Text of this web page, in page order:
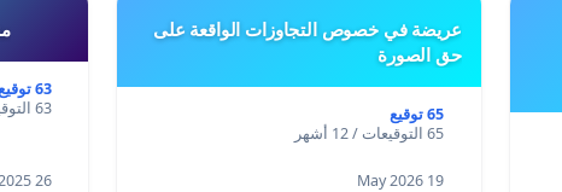
عريضة في خصوص التجاوزات الواقعة على
حق الصورة
65 توقيع
65 التوقيعات / 12 أشهر
19 May 2026
63 توقيع
63 التوقيعات / 12 أشهر
26 Oct 2025